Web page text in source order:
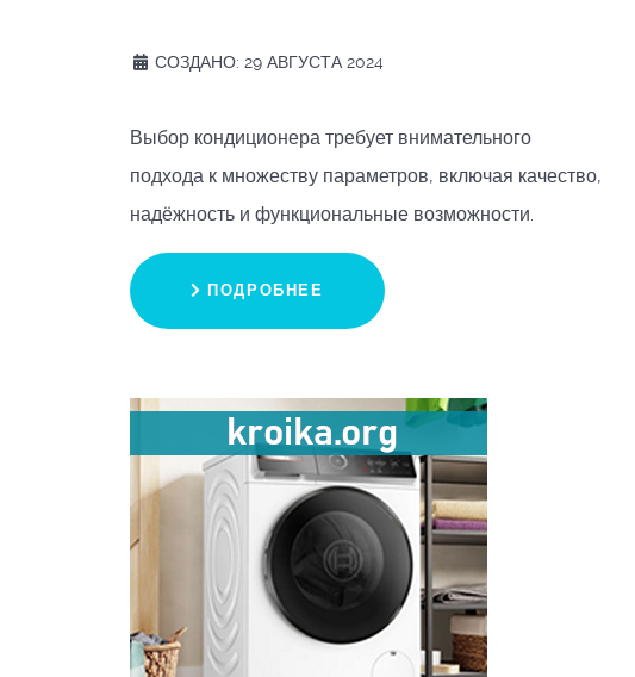
СОЗДАНО: 29 АВГУСТА 2024
Выбор кондиционера требует внимательного
подхода к множеству параметров, включая качество,
надёжность и функциональные возможности.
ПОДРОБНЕЕ